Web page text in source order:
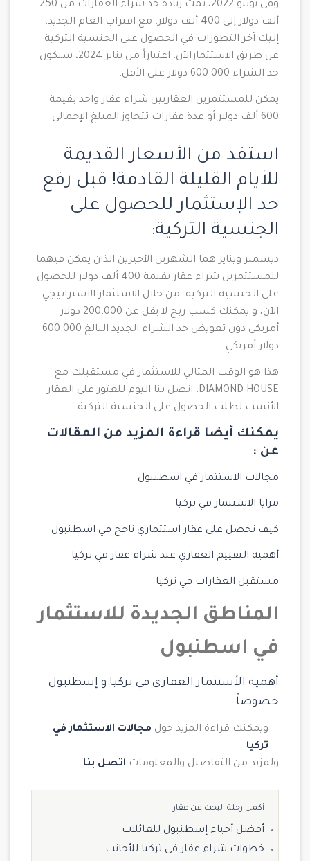
وفي يونيو 2022، تمت زيادة حد شراء العقارات من 250
ألف دولار إلى 400 ألف دولار. مع اقتراب العام الجديد،
إليك آخر التطورات في الحصول على الجنسية التركية
عن طريق الاستثمارالآن. اعتباراً من يناير 2024، سيكون
حد الشراء 600.000 دولار على الأقل.
يمكن للمستثمرين العقاريين شراء عقار واحد بقيمة
600 ألف دولار أو عدة عقارات تتجاوز المبلغ الإجمالي.
استفد من الأسعار القديمة
للأيام القليلة القادمة! قبل رفع
حد الإستثمار للحصول على
الجنسية التركية:
ديسمبر ويناير هما الشهرين الأخيرين الذان يمكن فيهما
للمستثمرين شراء عقار بقيمة 400 ألف دولار للحصول
على الجنسية التركية. من خلال الاستثمار الاستراتيجي
الآن، و يمكنك كسب ربح لا يقل عن 200.000 دولار
أمريكي دون تعويض حد الشراء الجديد البالغ 600.000
دولار أمريكي.
هذا هو الوقت المثالي للاستثمار في مستقبلك مع
DIAMOND HOUSE. اتصل بنا اليوم للعثور على العقار
الأنسب لطلب الحصول على الجنسية التركية.
يمكنك أيضا قراءة المزيد من المقالات
عن :
مجالات الاستثمار في اسطنبول
مزايا الاستثمار في تركيا
كيف تحصل على عقار استثماري ناجح في اسطنبول
أهمية التقييم العقاري عند شراء عقار في تركيا
مستقبل العقارات في تركيا
المناطق الجديدة للاستثمار
في اسطنبول
أهمية الأستثمار العقاري في تركيا و إسطنبول
خصوصاً
ويمكنك قراءة المزيد حول مجالات الاستثمار في
تركيا
ولمزيد من التفاصيل والمعلومات اتصل بنا
أكمل رحلة البحث عن عقار
أفضل أحياء إسطنبول للعائلات
خطوات شراء عقار في تركيا للأجانب